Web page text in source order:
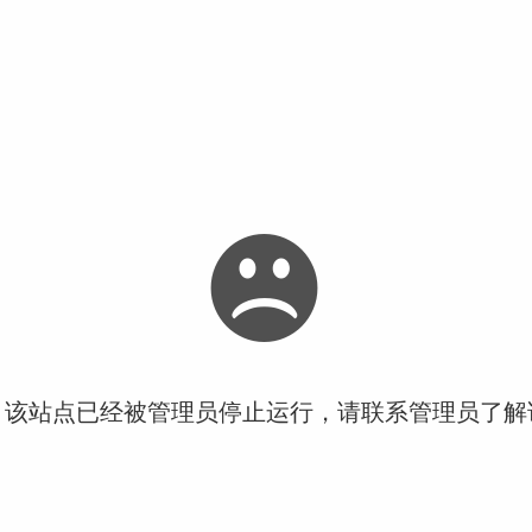
站点已经被管理员停止运行，请联系管理员了